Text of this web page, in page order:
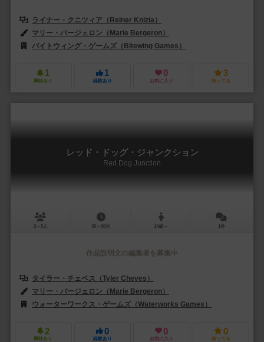
ライナー・クニツィア（Reiner Knizia）
マリー・バージェロン（Marie Bergeron）
バイトウィング・ゲームズ（Bitewing Games）
1
興味あり
1
経験あり
0
お気に入り
3
持ってる
レッド・ドッグ・ジャンクション
Red Dog Junction
2～5人 30～90分 14歳～ 1件
作品説明文の編集者を募集中
タイラー・チェベス（Tyler Cheves）
マリー・バージェロン（Marie Bergeron）
ウォーターワークス・ゲームズ（Waterworks Games）
2
興味あり
0
経験あり
0
お気に入り
0
持ってる